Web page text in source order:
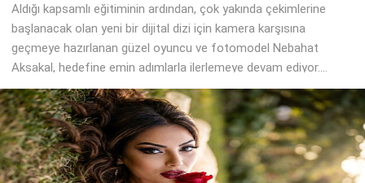
Aldığı kapsamlı eğitiminin ardından, çok yakında çekimlerine
başlanacak olan yeni bir dijital dizi için kamera karşısına
geçmeye hazırlanan güzel oyuncu ve fotomodel Nebahat
Aksakal, hedefine emin adımlarla ilerlemeye devam ediyor....